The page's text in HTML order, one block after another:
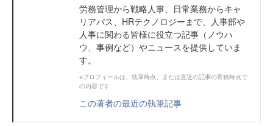
労務管理から戦略人事、日常業務からキャ
リアパス、HRテクノロジーまで、人事部や
人事に関わる皆様に役立つ記事（ノウハ
ウ、事例など）やニュースを提供していま
す。
※プロフィールは、執筆時点、または直近の記事の寄稿時点で
の内容です
この著者の最近の執筆記事